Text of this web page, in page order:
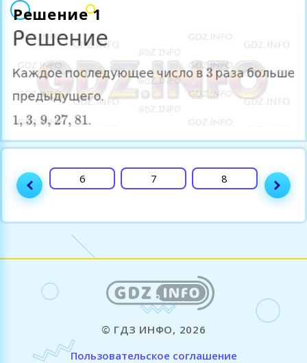
Решение 1
6 7 8
© ГДЗ ИНФО, 2026
Пользовательское соглашение